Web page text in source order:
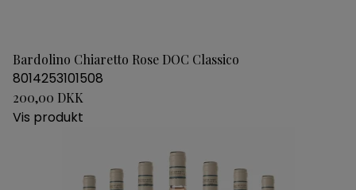
Bardolino Chiaretto Rose DOC Classico
8014253101508
200,00 DKK
Vis produkt